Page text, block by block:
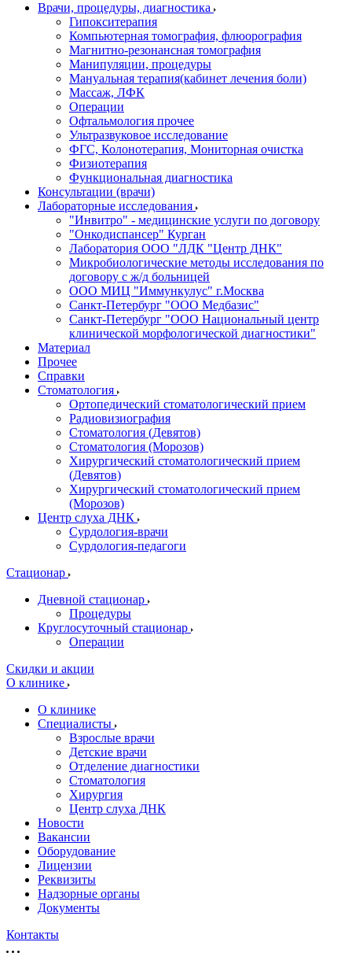
Врачи, процедуры, диагностика
Гипокситерапия
Компьютерная томография, флюорография
Магнитно-резонансная томография
Манипуляции, процедуры
Мануальная терапия(кабинет лечения боли)
Массаж, ЛФК
Операции
Офтальмология прочее
Ультразвуковое исследование
ФГС, Колонотерапия, Мониторная очистка
Физиотерапия
Функциональная диагностика
Консультации (врачи)
Лабораторные исследования
"Инвитро" - медицинские услуги по договору
"Онкодиспансер" Курган
Лаборатория ООО "ЛДК "Центр ДНК"
Микробиологические методы исследования по
договору с ж/д больницей
ООО МИЦ "Иммункулус" г.Москва
Санкт-Петербург "ООО Медбазис"
Санкт-Петербург "ООО Национальный центр
клинической морфологической диагностики"
Материал
Прочее
Справки
Стоматология
Ортопедический стоматологический прием
Радиовизиография
Стоматология (Девятов)
Стоматология (Морозов)
Хирургический стоматологический прием
(Девятов)
Хирургический стоматологический прием
(Морозов)
Центр слуха ДНК
Сурдология-врачи
Сурдология-педагоги
Стационар
Дневной стационар
Процедуры
Круглосуточный стационар
Операции
Скидки и акции
О клинике
О клинике
Специалисты
Взрослые врачи
Детские врачи
Отделение диагностики
Стоматология
Хирургия
Центр слуха ДНК
Новости
Вакансии
Оборудование
Лицензии
Реквизиты
Надзорные органы
Документы
Контакты